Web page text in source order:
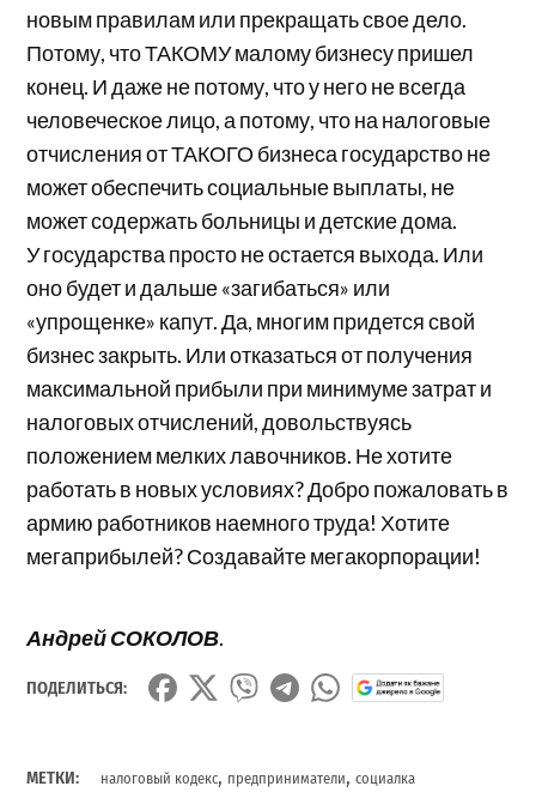
новым правилам или прекращать свое дело.
Потому, что ТАКОМУ малому бизнесу пришел
конец. И даже не потому, что у него не всегда
человеческое лицо, а потому, что на налоговые
отчисления от ТАКОГО бизнеса государство не
может обеспечить социальные выплаты, не
может содержать больницы и детские дома.
У государства просто не остается выхода. Или
оно будет и дальше «загибаться» или
«упрощенке» капут. Да, многим придется свой
бизнес закрыть. Или отказаться от получения
максимальной прибыли при минимуме затрат и
налоговых отчислений, довольствуясь
положением мелких лавочников. Не хотите
работать в новых условиях? Добро пожаловать в
армию работников наемного труда! Хотите
мегаприбылей? Создавайте мегакорпорации!
Андрей СОКОЛОВ.
ПОДЕЛИТЬСЯ:
МЕТКИ: налоговый кодекс, предприниматели,социалка